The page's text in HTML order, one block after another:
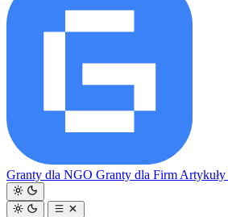
Granty dla NGO Granty dla Firm Artykuły